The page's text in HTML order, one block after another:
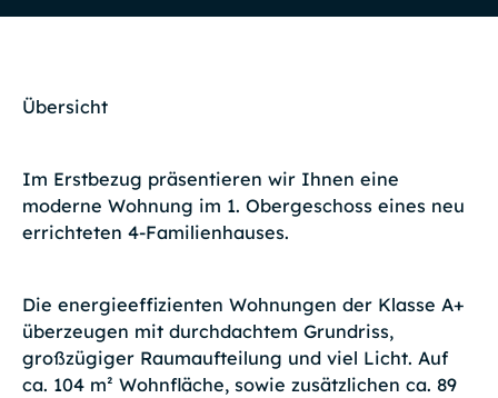
Übersicht
Im Erstbezug präsentieren wir Ihnen eine
moderne Wohnung im 1. Obergeschoss eines neu
errichteten 4-Familienhauses.
Die energieeffizienten Wohnungen der Klasse A+
überzeugen mit durchdachtem Grundriss,
großzügiger Raumaufteilung und viel Licht. Auf
ca. 104 m² Wohnfläche, sowie zusätzlichen ca. 89